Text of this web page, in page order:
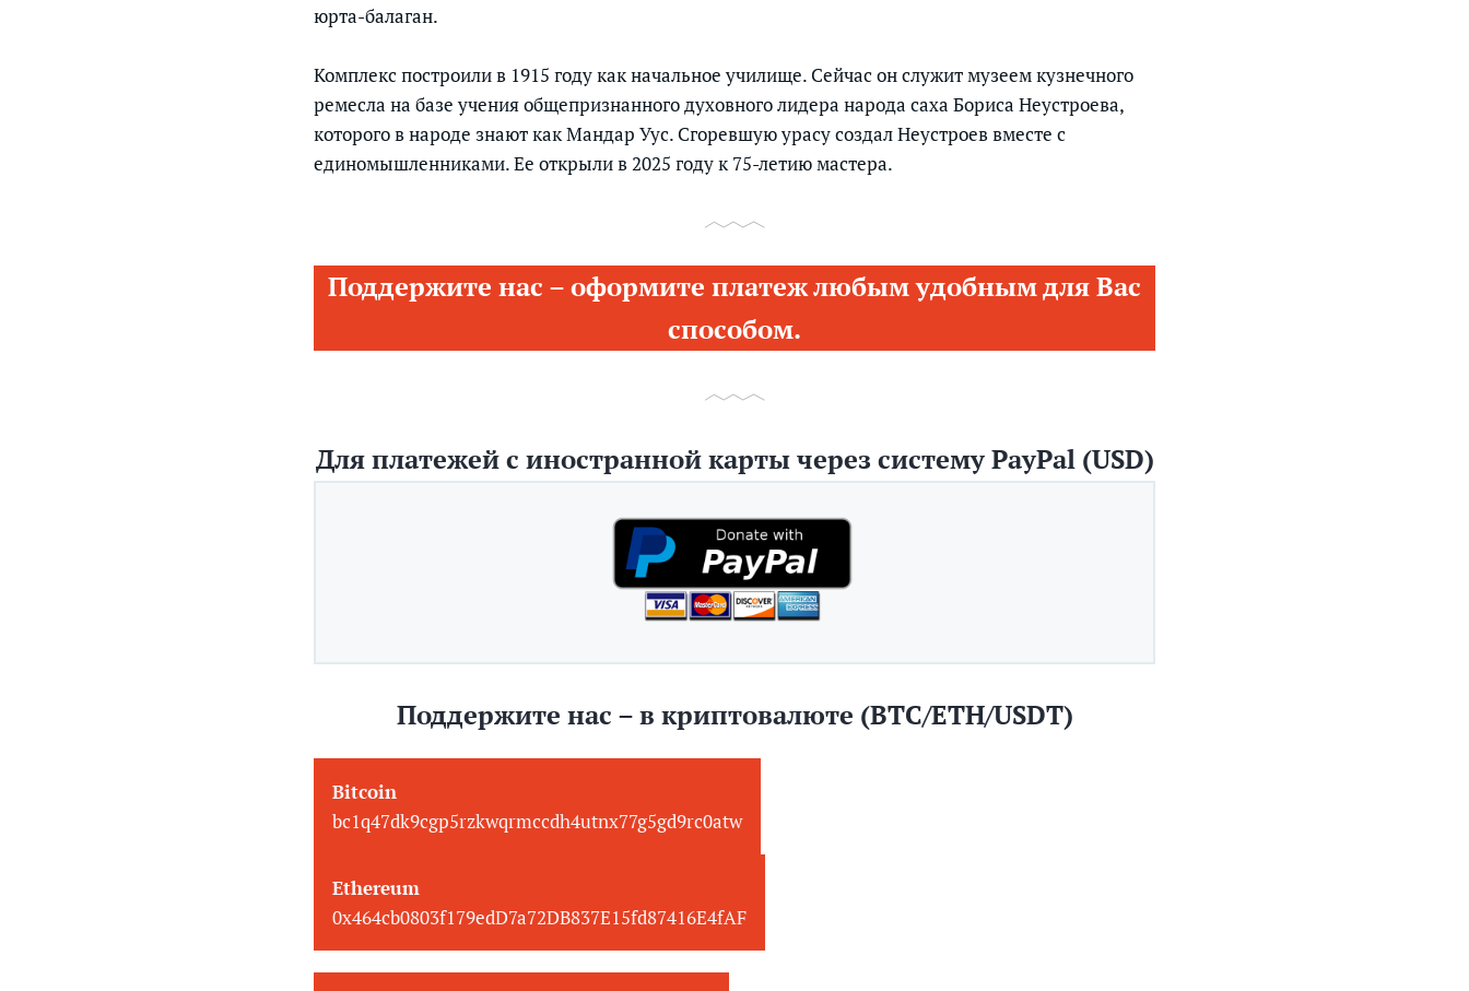
юрта-балаган.
Комплекс построили в 1915 году как начальное училище. Сейчас он служит музеем кузнечного
ремесла на базе учения общепризнанного духовного лидера народа саха Бориса Неустроева,
которого в народе знают как Мандар Уус. Сгоревшую урасу создал Неустроев вместе с
единомышленниками. Ее открыли в 2025 году к 75-летию мастера.
Поддержите нас – оформите платеж любым удобным для Вас
способом.
Для платежей с иностранной карты через систему PayPal (USD)
Поддержите нас – в криптовалюте (BTC/ETH/USDT)
Bitcoin
bc1q47dk9cgp5rzkwqrmccdh4utnx77g5gd9rc0atw
Ethereum
0x464cb0803f179edD7a72DB837E15fd87416E4fAF